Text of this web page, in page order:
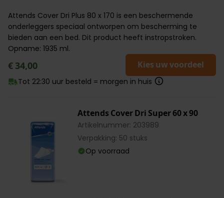
Attends Cover Dri Plus 80 x 170 is een beschermende
onderleggers speciaal ontworpen om bescherming te
bieden aan een bed. Dit product heeft instropstroken.
Opname: 1935 ml.
€ 34,00 Kies uw voordeel
Tot 22:30 uur besteld = morgen in huis
Attends Cover Dri Super 60 x 90
Artikelnummer: 203989
Verpakking: 50 stuks
Op voorraad